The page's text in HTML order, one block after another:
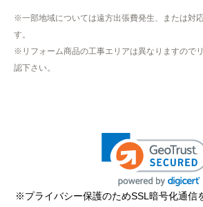
※一部地域については遠方出張費発生、または対
す。
※リフォーム商品の工事エリアは異なりますので
認下さい。
※プライバシー保護のためSSL暗号化通信